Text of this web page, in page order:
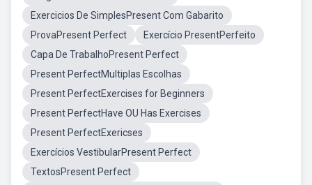
Exercicios De SimplesPresent Com Gabarito
ProvaPresent Perfect
Exercício PresentPerfeito
Capa De TrabalhoPresent Perfect
Present PerfectMultiplas Escolhas
Present PerfectExercises for Beginners
Present PerfectHave OU Has Exercises
Present PerfectExericses
Exercícios VestibularPresent Perfect
TextosPresent Perfect